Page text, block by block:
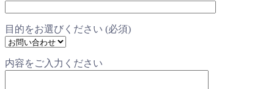
目的をお選びください (必須)
内容をご入力ください